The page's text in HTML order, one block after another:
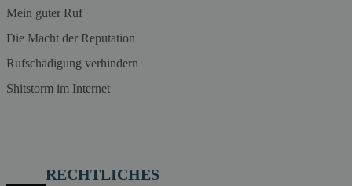
Mein guter Ruf
Die Macht der Reputation
Rufschädigung verhindern
Shitstorm im Internet
RECHTLICHES